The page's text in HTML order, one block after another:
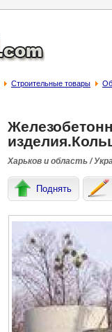
Строительные товары
Харьков и область /
Поднять